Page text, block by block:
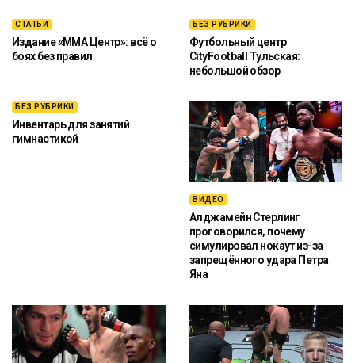
СТАТЬИ
Издание «ММА Центр»: всё о
боях без правил
БЕЗ РУБРИКИ
Футбольный центр
CityFootball Тульская:
небольшой обзор
БЕЗ РУБРИКИ
Инвентарь для занятий
гимнастикой
ВИДЕО
Алджамейн Стерлинг
проговорился, почему
симулировал нокаут из-за
запрещённого удара Петра
Яна